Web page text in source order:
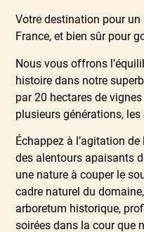
Votre destination pour
France, et bien sûr pour
Nous vous offrons
histoire dans notre
par 20 hectares de
plusieurs générations,
Échappez à l’agitation
des alentours apaisants
une nature à couper le
cadre naturel du
arboretum historique,
soirées dans la cour que